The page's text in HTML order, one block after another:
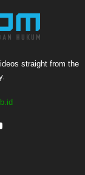
straight from the